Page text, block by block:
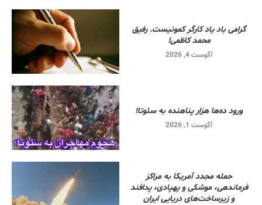
گرامی باد یاد کارگر کمونیست. رفیق
محمد کاظمی!
آگوست 4, 2026
ورود ده‌ها هزار پناهنده به سئوتا!
آگوست 1, 2026
حمله مجدد آمریکا به مراکز
فرماندهی، موشکی و پهپادی، پدافند
و زیرساخت‌های دریایی ایران